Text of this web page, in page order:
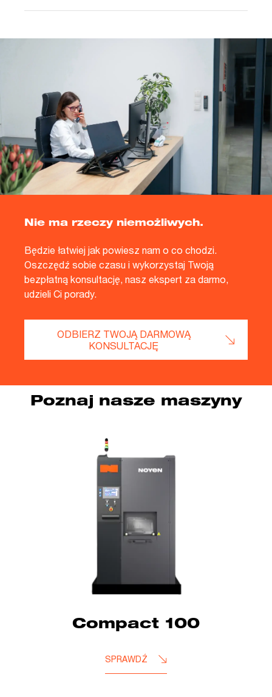
Nie ma rzeczy niemożliwych.
Będzie łatwiej jak powiesz nam o co chodzi.
Oszczędź sobie czasu i wykorzystaj Twoją
bezpłatną konsultację, nasz ekspert za darmo,
udzieli Ci porady.
ODBIERZ TWOJĄ DARMOWĄ
KONSULTACJĘ
Poznaj nasze maszyny
Compact 100
SPRAWDŹ